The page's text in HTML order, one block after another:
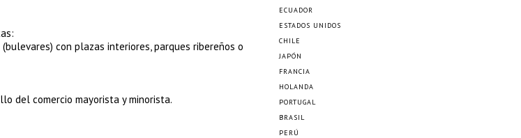
con plazas interiores, parques ribereños o
del comercio mayorista y minorista.
ECUADOR
ESTADOS UNIDOS
CHILE
JAPÓN
FRANCIA
HOLANDA
PORTUGAL
BRASIL
PERÚ